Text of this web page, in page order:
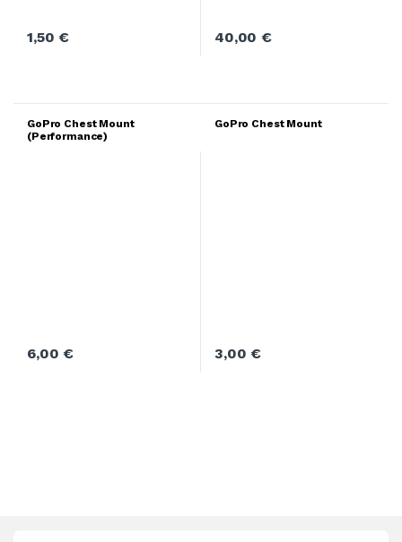
1,50€ 40,00€
GoPro Chest Mount
(Performance)
6,00€
GoPro Chest Mount
3,00€